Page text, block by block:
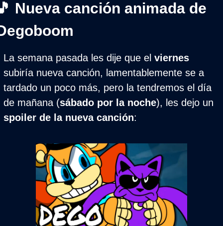
Nueva canción animada de
La semana pasada les dije que el viernes
subiría nueva canción, lamentablemente se a
tardado un poco más, pero la tendremos el día
de mañana (sábado por la noche
spoiler de la nueva canción: